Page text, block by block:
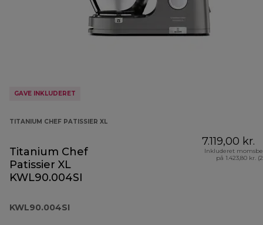
GAVE INKLUDERET
TITANIUM CHEF PATISSIER XL
Titanium Chef
Patissier XL
KWL90.004SI
KWL90.004SI
7.119,00 kr.
Inkluderet
på 1.423,80 kr.